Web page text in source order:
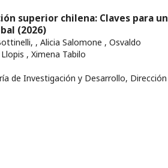
superior chilena: Claves para un
(2026)
, Alicia Salomone , Osvaldo
, Ximena Tabilo
de Investigación y Desarrollo, Dirección